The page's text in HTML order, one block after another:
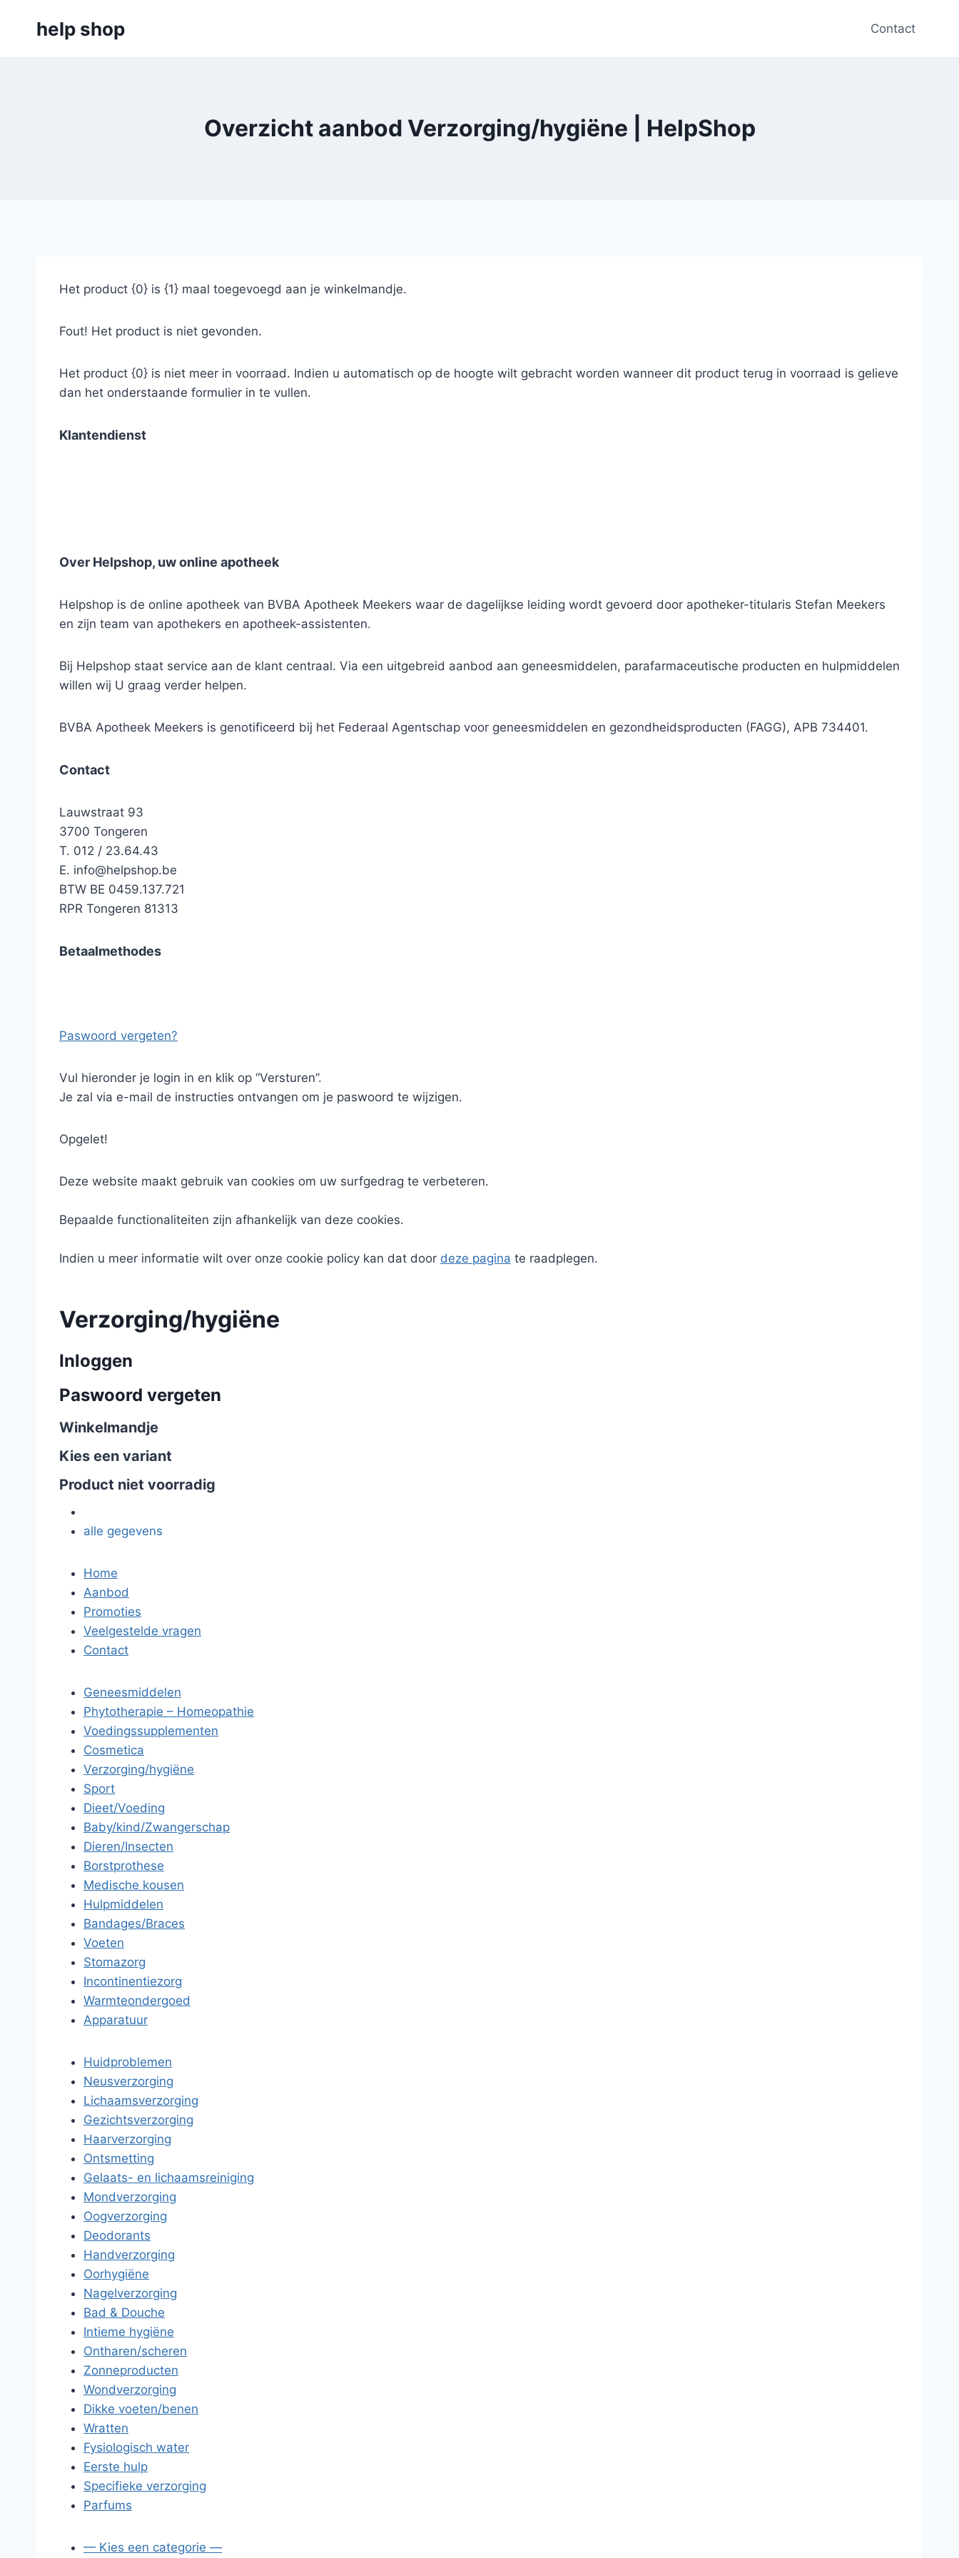
help shop Contact
Overzicht aanbod Verzorging/hygiëne | HelpShop
Het product {0} is {1} maal toegevoegd aan je winkelmandje.
Fout! Het product is niet gevonden.
Het product {0} is niet meer in voorraad. Indien u automatisch op de hoogte wilt gebracht worden wanneer dit product terug in voorraad is gelieve
dan het onderstaande formulier in te vullen.
Klantendienst
Over Helpshop, uw online apotheek
Helpshop is de online apotheek van BVBA Apotheek Meekers waar de dagelijkse leiding wordt gevoerd door apotheker-titularis Stefan Meekers
en zijn team van apothekers en apotheek-assistenten.
Bij Helpshop staat service aan de klant centraal. Via een uitgebreid aanbod aan geneesmiddelen, parafarmaceutische producten en hulpmiddelen
willen wij U graag verder helpen.
BVBA Apotheek Meekers is genotificeerd bij het Federaal Agentschap voor geneesmiddelen en gezondheidsproducten (FAGG), APB 734401.
Contact
Lauwstraat 93
3700 Tongeren
T. 012 / 23.64.43
E. info@helpshop.be
BTW BE 0459.137.721
RPR Tongeren 81313
Betaalmethodes
Paswoord vergeten?
Vul hieronder je login in en klik op “Versturen”.
Je zal via e-mail de instructies ontvangen om je paswoord te wijzigen.
Opgelet!
Deze website maakt gebruik van cookies om uw surfgedrag te verbeteren.
Bepaalde functionaliteiten zijn afhankelijk van deze cookies.
Indien u meer informatie wilt over onze cookie policy kan dat door deze pagina te raadplegen.
Verzorging/hygiëne
Inloggen
Paswoord vergeten
Winkelmandje
Kies een variant
Product niet voorradig
alle gegevens
Home
Aanbod
Promoties
Veelgestelde vragen
Contact
Geneesmiddelen
Phytotherapie – Homeopathie
Voedingssupplementen
Cosmetica
Verzorging/hygiëne
Sport
Dieet/Voeding
Baby/kind/Zwangerschap
Dieren/Insecten
Borstprothese
Medische kousen
Hulpmiddelen
Bandages/Braces
Voeten
Stomazorg
Incontinentiezorg
Warmteondergoed
Apparatuur
Huidproblemen
Neusverzorging
Lichaamsverzorging
Gezichtsverzorging
Haarverzorging
Ontsmetting
Gelaats- en lichaamsreiniging
Mondverzorging
Oogverzorging
Deodorants
Handverzorging
Oorhygiëne
Nagelverzorging
Bad & Douche
Intieme hygiëne
Ontharen/scheren
Zonneproducten
Wondverzorging
Dikke voeten/benen
Wratten
Fysiologisch water
Eerste hulp
Specifieke verzorging
Parfums
— Kies een categorie —